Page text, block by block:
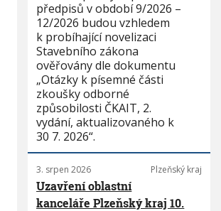
předpisů v období 9/2026 –
12/2026 budou vzhledem
k probíhající novelizaci
Stavebního zákona
ověřovány dle dokumentu
„Otázky k písemné části
zkoušky odborné
způsobilosti ČKAIT, 2.
vydání, aktualizovaného k
30 7. 2026“.
3. srpen 2026 Plzeňský kraj
Uzavření oblastní
kanceláře Plzeňský kraj 10.